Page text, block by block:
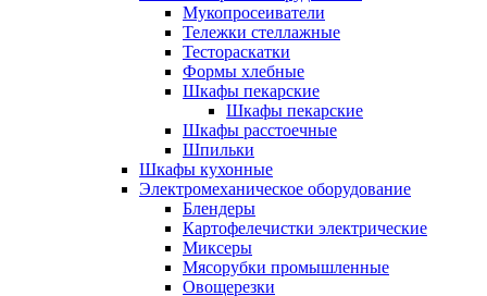
Мукопросеиватели
Тележки стеллажные
Тестораскатки
Формы хлебные
Шкафы пекарские
Шкафы пекарские
Шкафы расстоечные
Шпильки
Шкафы кухонные
Электромеханическое оборудование
Блендеры
Картофелечистки электрические
Миксеры
Мясорубки промышленные
Овощерезки